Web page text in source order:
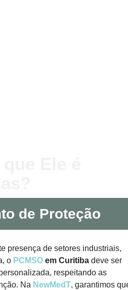
de Proteção
presença de setores industriais,
o PCMSO em Curitiba deve ser
respeitando as
Na NewMedT, garantimos